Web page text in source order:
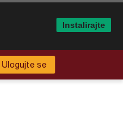
Ulogujte se
Instalirajte